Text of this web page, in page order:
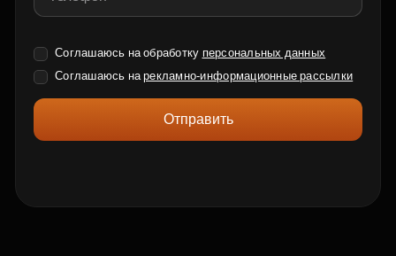
Соглашаюсь на обработку персональных данных
Соглашаюсь нарекламно-информационные рассылки
Отправить